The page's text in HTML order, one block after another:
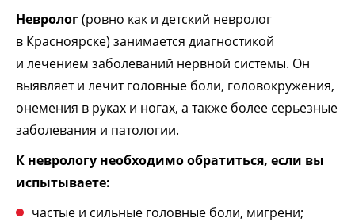
Невролог(ровно как и детский невролог
в Красноярске) занимается диагностикой
и лечением заболеваний нервной системы. Он
выявляет и лечит головные боли, головокружения,
онемения в руках и ногах, а также более серьезные
заболевания и патологии.
К неврологу необходимо обратиться, если вы
испытываете:
частые и сильные головные боли, мигрени;